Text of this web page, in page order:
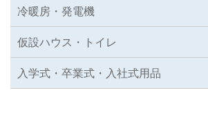
冷暖房・発電機
仮設ハウス・トイレ
入学式・卒業式・入社式用品